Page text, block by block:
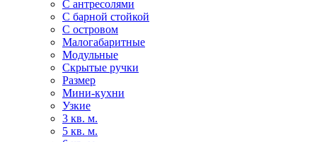
С антресолями
С барной стойкой
С островом
Малогабаритные
Модульные
Скрытые ручки
Размер
Мини-кухни
Узкие
3 кв. м.
5 кв. м.